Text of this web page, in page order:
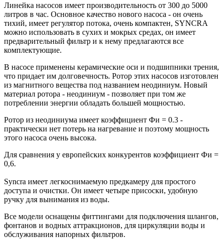
Линейка насосов имеет производительность от 300 до 5000
литров в час. Основное качество нового насоса - он очень
тихий, имеет регулятор потока, очень компактен, SYNCRA
можно использовать в сухих и мокрых средах, он имеет
предварительный фильтр и к нему предлагаются все
комплектующие.
В насосе применены керамические оси и подшипники трения,
что придает им долговечность. Ротор этих насосов изготовлен
из магнитного вещества под названием неодиниум. Новый
материал ротора - неодиниум - позволяет при том же
потреблении энергии обладать большей мощностью.
Ротор из неодиниума имеет коэффициент Фи = 0.3 -
практически нет потерь на нагревание и поэтому мощность
этого насоса очень высока.
Для сравнения у европейских конкурентов коэффициент Фи =
0,6.
Syncra имеет легкоснимаемую предкамеру для простого
доступа и очистки. Он имеет четыре присоски, удобную
ручку для вынимания из воды.
Все модели оснащены фиттингами для подключения шлангов,
фонтанов и водных аттракционов, для циркуляции воды и
обслуживания напорных фильтров.